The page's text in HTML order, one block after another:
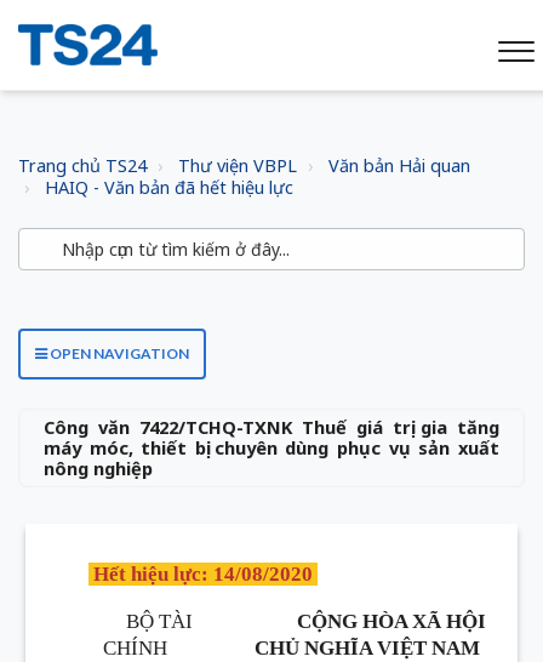
Trang chủ TS24 Thư viện VBPL
Văn bản Hải quan
HAIQ - Văn bản đã hết hiệu lực
OPEN NAVIGATION
Công văn 7422/TCHQ-TXNK Thuế giá trị gia tăng
máy móc, thiết bị chuyên dùng phục vụ sản xuất
nông nghiệp
Hết hiệu lực: 14/08/2020
BỘ TÀI
CHÍNH
CỘNG HÒA XÃ HỘI
CHỦ NGHĨA VIỆT NAM